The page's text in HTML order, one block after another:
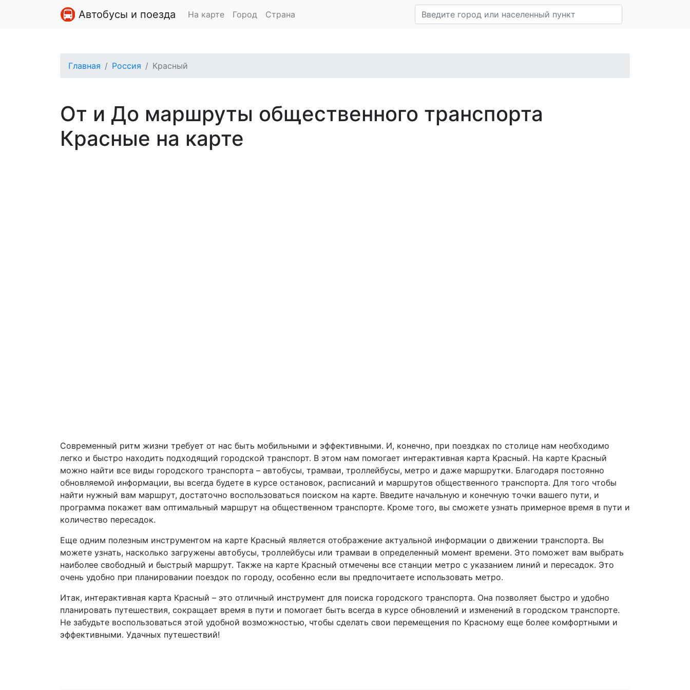
Автобусы и поезда На карте Город Страна
Главная Россия Красный
От и До маршруты общественного транспорта
Красные на карте
Современный ритм жизни требует от нас быть мобильными и эффективными. И, конечно, при поездках по столице нам необходимо
легко и быстро находить подходящий городской транспорт. В этом нам помогает интерактивная карта Красный. На карте Красный
можно найти все виды городского транспорта – автобусы, трамваи, троллейбусы, метро и даже маршрутки. Благодаря постоянно
обновляемой информации, вы всегда будете в курсе остановок, расписаний и маршрутов общественного транспорта. Для того чтобы
найти нужный вам маршрут, достаточно воспользоваться поиском на карте. Введите начальную и конечную точки вашего пути, и
программа покажет вам оптимальный маршрут на общественном транспорте. Кроме того, вы сможете узнать примерное время в пути и
количество пересадок.
Еще одним полезным инструментом на карте Красный является отображение актуальной информации о движении транспорта. Вы
можете узнать, насколько загружены автобусы, троллейбусы или трамваи в определенный момент времени. Это поможет вам выбрать
наиболее свободный и быстрый маршрут. Также на карте Красный отмечены все станции метро с указанием линий и пересадок. Это
очень удобно при планировании поездок по городу, особенно если вы предпочитаете использовать метро.
Итак, интерактивная карта Красный – это отличный инструмент для поиска городского транспорта. Она позволяет быстро и удобно
планировать путешествия, сокращает время в пути и помогает быть всегда в курсе обновлений и изменений в городском транспорте.
Не забудьте воспользоваться этой удобной возможностью, чтобы сделать свои перемещения по Красному еще более комфортными и
эффективными. Удачных путешествий!